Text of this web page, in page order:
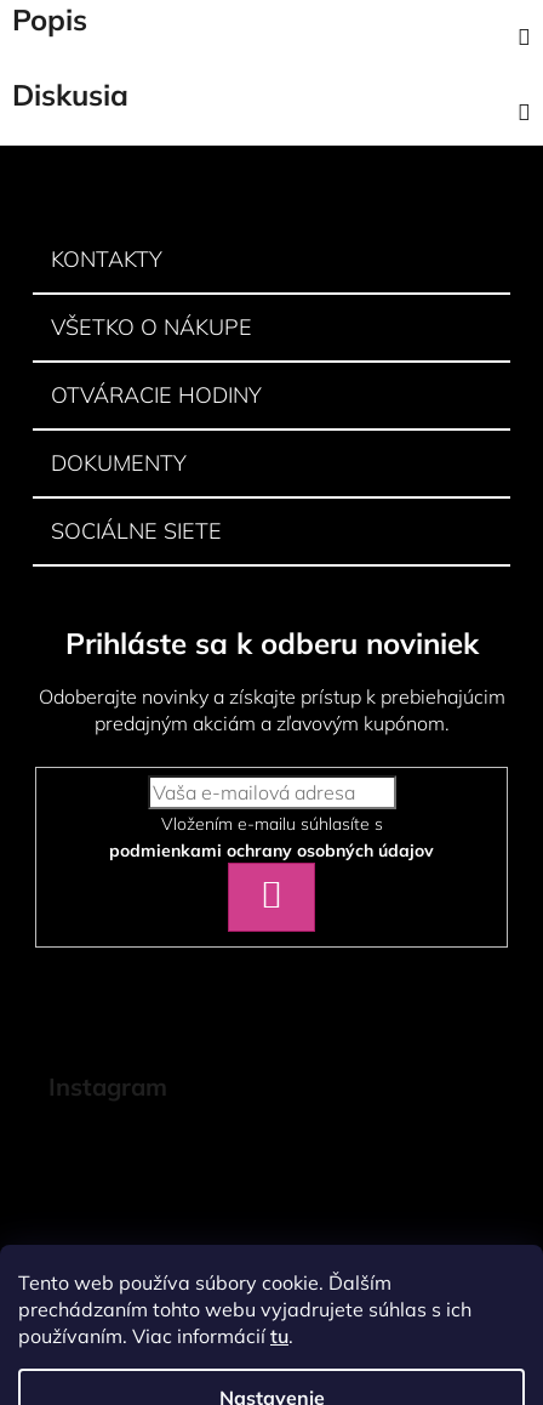
Tento web používa súbory cookie. Ďalším
prechádzaním tohto webu vyjadrujete súhlas s ich
používaním. Viac informáciítu.
Nastavenie
Popis
Diskusia
KONTAKTY
VŠETKO O NÁKUPE
OTVÁRACIE HODINY
DOKUMENTY
SOCIÁLNE SIETE
Prihláste sa k odberu noviniek
Odoberajte novinky a získajte prístup k prebiehajúcim
predajným akciám a zľavovým kupónom.
podmienkami ochrany osobných údajov
SA
Instagram